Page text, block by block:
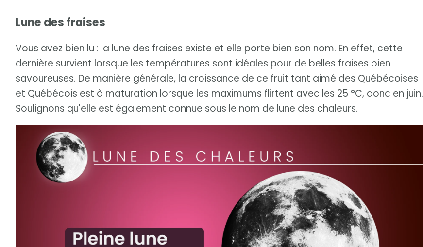
Lune des fraises
Vous avez bien lu : la lune des fraises existe et elle porte bien son nom. En effet, cette
dernière survient lorsque les températures sont idéales pour de belles fraises bien
savoureuses. De manière générale, la croissance de ce fruit tant aimé des Québécoises
et Québécois est à maturation lorsque les maximums flirtent avec les 25 °C, donc en juin.
Soulignons qu'elle est également connue sous le nom de lune des chaleurs.